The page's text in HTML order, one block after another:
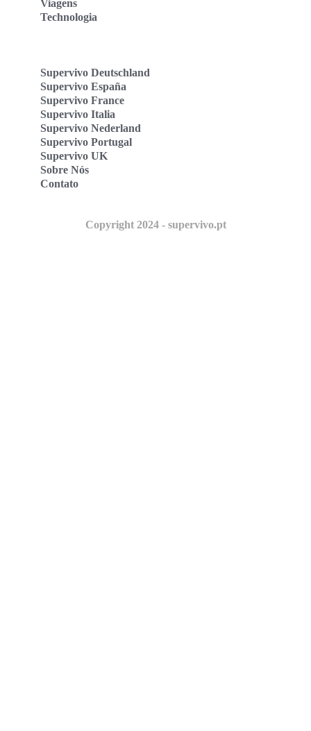
Viagens
Technologia
Supervivo Deutschland
Supervivo España
Supervivo France
Supervivo Italia
Supervivo Nederland
Supervivo Portugal
Supervivo UK
Sobre Nós
Contato
Copyright 2024 - supervivo.pt